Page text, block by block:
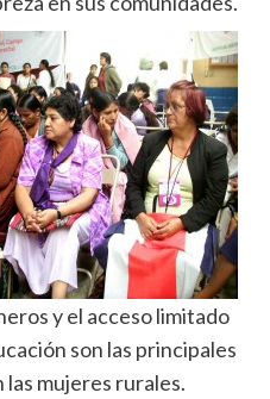
y el acceso limitado
son las principales
mujeres rurales.